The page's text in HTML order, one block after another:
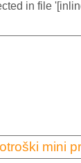
in file
otroški mini